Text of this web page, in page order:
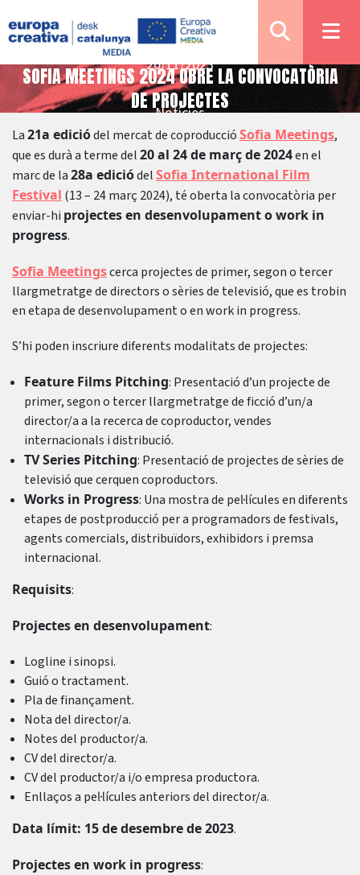
Notícies
SOFIA MEETINGS 2024 OBRE LA CONVOCATÒRIA
DE PROJECTES
20/11/2023
La21a ediciódel mercat de coproduccióSofia Meetings,
que es durà a terme del20 al 24 de març de 2024en el
marc de la28a ediciódelSofia International Film
Festival (13 – 24 març 2024), té oberta la convocatòria per
enviar-hi projectes en desenvolupament o work in
progress.
Sofia Meetingscerca projectes de primer, segon o tercer
llargmetratge de directors o sèries de televisió, que es trobin
en etapa de desenvolupament o en work in progress.
S’hi poden inscriure diferents modalitats de projectes:
Feature Films Pitching: Presentació d’un projecte de
primer, segon o tercer llargmetratge de ficció d’un/a
director/a a la recerca de coproductor, vendes
internacionals i distribució.
TV Series Pitching: Presentació de projectes de sèries de
televisió que cerquen coproductors.
Works in Progress: Una mostra de pel·lícules en diferents
etapes de postproducció per a programadors de festivals,
agents comercials, distribuïdors, exhibidors i premsa
internacional.
Requisits:
Projectes en desenvolupament:
Logline i sinopsi.
Guió o tractament.
Pla de finançament.
Nota del director/a.
Notes del productor/a.
CV del director/a.
CV del productor/a i/o empresa productora.
Enllaços a pel·lícules anteriors del director/a.
Data límit: 15 de desembre de 2023.
Projectes en work in progress: